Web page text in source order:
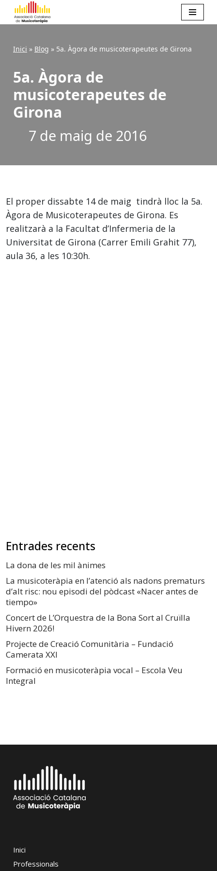
to
content
Inici » Blog » 5a. Àgora de musicoterapeutes de Girona
5a. Àgora de
musicoterapeutes de
Girona
7 de maig de 2016
El proper dissabte 14 de maig tindrà lloc la 5a.
Àgora de Musicoterapeutes de Girona. Es
realitzarà a la Facultat d’Infermeria de la
Universitat de Girona (Carrer Emili Grahit 77),
aula 36, a les 10:30h.
Entrades recents
La dona de les mil ànimes
La musicoteràpia en l’atenció als nadons prematurs
d’alt risc: nou episodi del pòdcast «Nacer antes de
tiempo»
Concert de L’Orquestra de la Bona Sort al Cruïlla
Hivern 2026!
Projecte de Creació Comunitària – Fundació
Camerata XXI
Formació en musicoteràpia vocal – Escola Veu
Integral
Inici
Professionals